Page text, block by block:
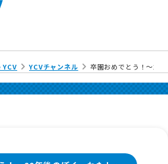
YCVチャンネル 卒園おめでとう！～20